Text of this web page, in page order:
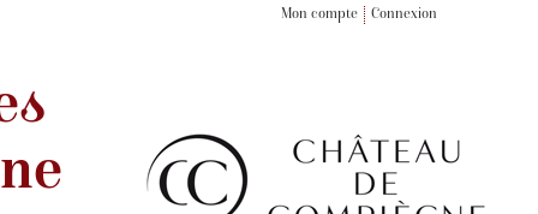
Mon compte Connexion